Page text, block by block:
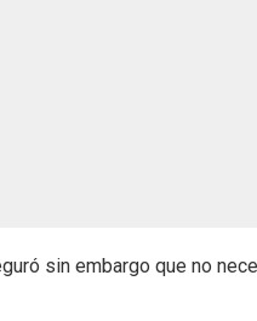
sin embargo que no